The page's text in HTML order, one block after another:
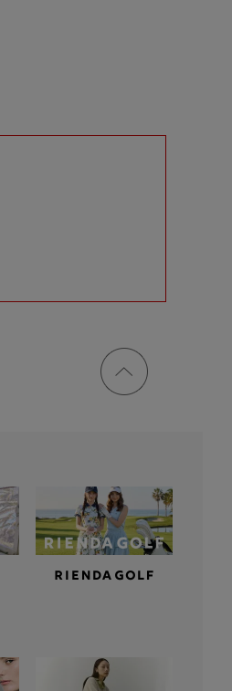
ページ
トップ